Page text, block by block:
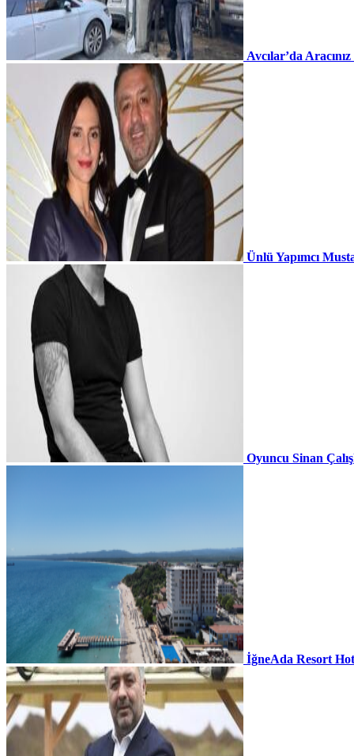
Avcılar’da
Ünlü Yapımcı
Oyuncu Sinan
İğneAda Resort